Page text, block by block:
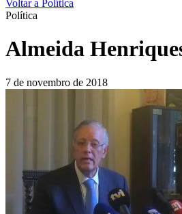
Voltar a Política
Política
Almeida
7 de novembro de 2018